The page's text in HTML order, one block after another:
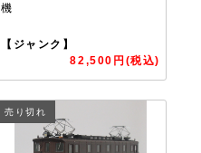
機
【ジャンク】
82,500円(税込)
売り切れ